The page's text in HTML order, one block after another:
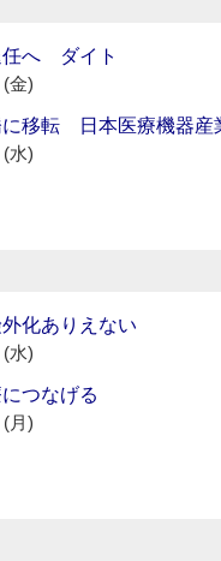
任へ ダイト
金)
に移転 日本医療機器産
水)
化ありえない
水)
つなげる
月)